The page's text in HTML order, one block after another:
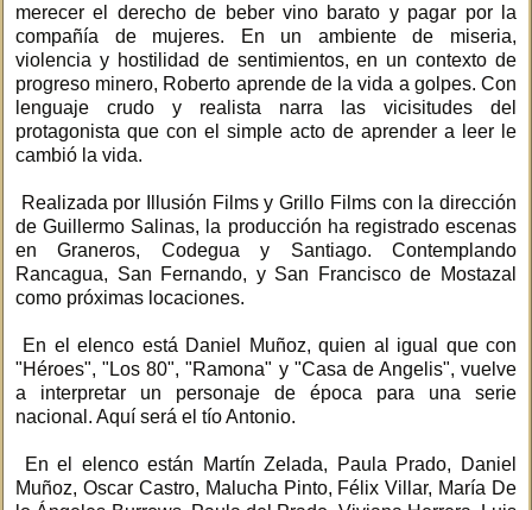
merecer el derecho de beber vino barato y pagar por la
compañía de mujeres. En un ambiente de miseria,
violencia y hostilidad de sentimientos, en un contexto de
progreso minero, Roberto aprende de la vida a golpes. Con
lenguaje crudo y realista narra las vicisitudes del
protagonista que con el simple acto de aprender a leer le
cambió la vida.
Realizada por Illusión Films y Grillo Films con la dirección
de Guillermo Salinas, la producción ha registrado escenas
en Graneros, Codegua y Santiago. Contemplando
Rancagua, San Fernando, y San Francisco de Mostazal
como próximas locaciones.
En el elenco está Daniel Muñoz, quien al igual que con
"Héroes", "Los 80", "Ramona" y "Casa de Angelis", vuelve
a interpretar un personaje de época para una serie
nacional. Aquí será el tío Antonio.
En el elenco están Martín Zelada, Paula Prado, Daniel
Muñoz, Oscar Castro, Malucha Pinto, Félix Villar, María De